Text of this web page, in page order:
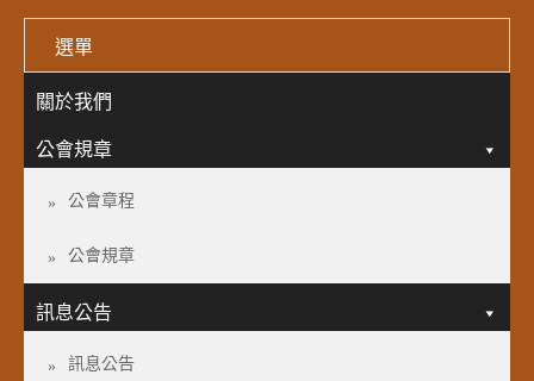
選單
關於我們
公會規章
公會章程
公會規章
訊息公告
訊息公告